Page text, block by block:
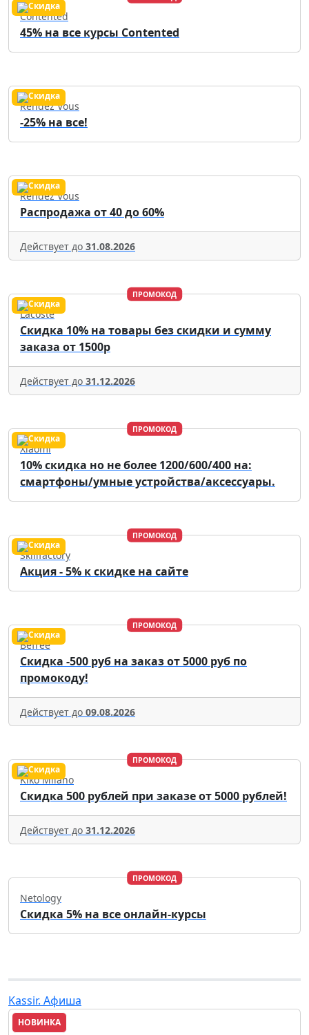
Contented
45% на все курсы Contented
Rendez Vous
-25% на все!
Rendez Vous
Распродажа от 40 до 60%
Действует до 31.08.2026
ПРОМОКОД
Lacoste
Скидка 10% на товары без скидки и сумму
заказа от 1500р
Действует до 31.12.2026
ПРОМОКОД
Xiaomi
10% скидка но не более 1200/600/400 на:
смартфоны/умные устройства/аксессуары.
ПРОМОКОД
Skillfactory
Акция - 5% к скидке на сайте
ПРОМОКОД
Befree
Скидка -500 руб на заказ от 5000 руб по
промокоду!
Действует до 09.08.2026
ПРОМОКОД
Kiko Milano
Скидка 500 рублей при заказе от 5000 рублей!
Действует до 31.12.2026
ПРОМОКОД
Netology
Скидка 5% на все онлайн-курсы
Kassir. Афиша
НОВИНКА
Пенза